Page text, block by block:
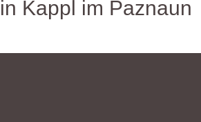
Kappl im Paznaun